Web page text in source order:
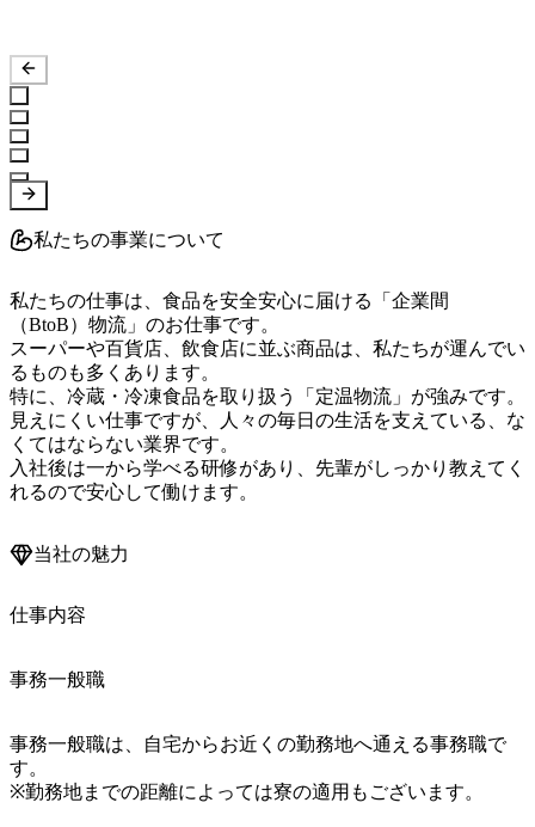
私たちの事業について
私たちの仕事は、食品を安全安心に届ける「企業間
（BtoB）物流」のお仕事です。
スーパーや百貨店、飲食店に並ぶ商品は、私たちが運んでい
るものも多くあります。
特に、冷蔵・冷凍食品を取り扱う「定温物流」が強みです。
見えにくい仕事ですが、人々の毎日の生活を支えている、な
くてはならない業界です。
入社後は一から学べる研修があり、先輩がしっかり教えてく
れるので安心して働けます。
当社の魅力
仕事内容
事務一般職
事務一般職は、自宅からお近くの勤務地へ通える事務職で
す。
※勤務地までの距離によっては寮の適用もございます。